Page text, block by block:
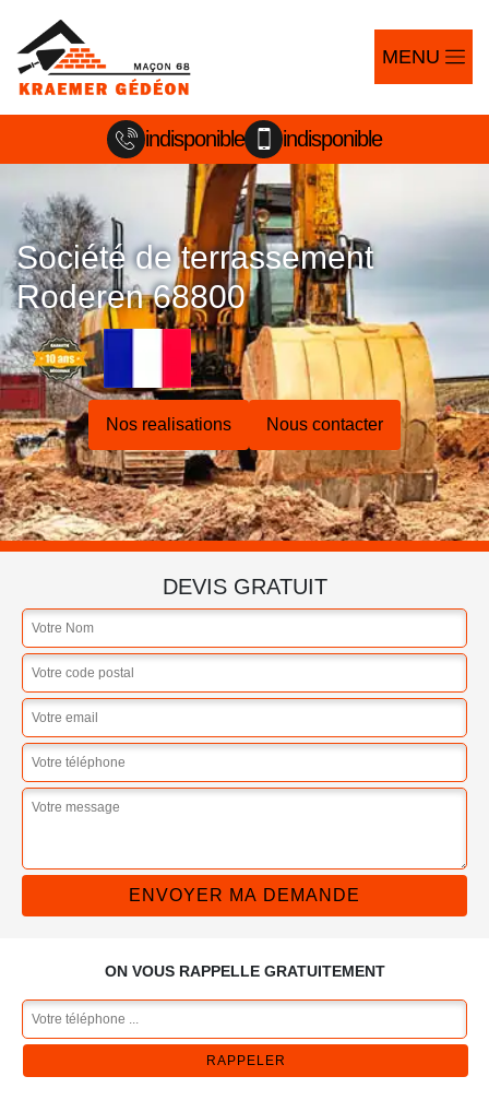
MENU
indisponible indisponible
Société de terrassement
Roderen 68800
Nos realisations Nous contacter
DEVIS GRATUIT
ON VOUS RAPPELLE GRATUITEMENT